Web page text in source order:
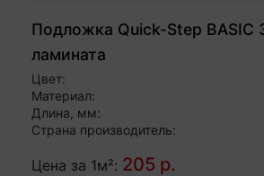
Подложка Quick-Step BASIC
ламината
Цвет:
Материал:
Длина, мм:
Страна производитель:
Цена за 1м²: 205 р.